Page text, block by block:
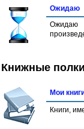
Ожидаю
Книжные
Мои
Книги,